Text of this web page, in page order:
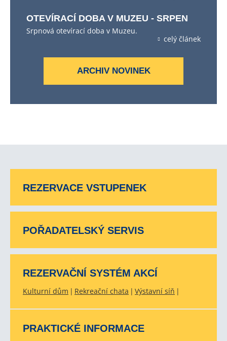
OTEVÍRACÍ DOBA V MUZEU - SRPEN
Srpnová otevírací doba v Muzeu.
celý článek
ARCHIV NOVINEK
REZERVACE VSTUPENEK
POŘADATELSKÝ SERVIS
REZERVAČNÍ SYSTÉM AKCÍ
Kulturní dům Rekreační chata Výstavní síň
PRAKTICKÉ INFORMACE